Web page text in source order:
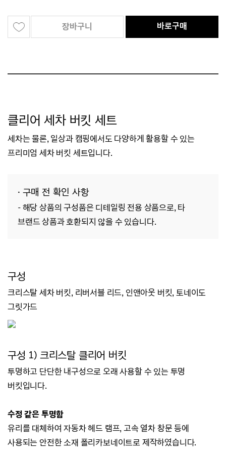
장바구니 바로구매
클리어 세차 버킷 세트
세차는 물론, 일상과 캠핑에서도 다양하게 활용할 수 있는
프리미엄 세차 버킷 세트입니다.
· 구매 전 확인 사항
- 해당 상품의 구성품은 디테일링 전용 상품으로, 타
브랜드 상품과 호환되지 않을 수 있습니다.
구성
크리스탈 세차 버킷, 리버서블 리드, 인앤아웃 버킷, 토네이도
그릿가드
구성 1) 크리스탈 클리어 버킷
투명하고 단단한 내구성으로 오래 사용할 수 있는 투명
버킷입니다.
수정 같은 투명함
유리를 대체하여 자동차 헤드 램프, 고속 열차 창문 등에
사용되는 안전한 소재 폴리카보네이트로 제작하였습니다.